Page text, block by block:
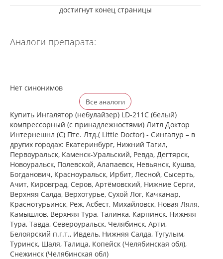
достигнут конец страницы
Аналоги препарата:
Нет синонимов
Все аналоги
Купить Ингалятор (небулайзер) LD-211C (белый)
компрессорный (с принадлежностями) Литл Доктор
Интернешнл (С) Пте. Лтд.( Little Doctor) - Сингапур – в
других городах: Екатеринбург, Нижний Тагил,
Первоуральск, Каменск-Уральский, Ревда, Дегтярск,
Новоуральск, Полевской, Алапаевск, Невьянск, Кушва,
Богданович, Красноуральск, Ирбит, Лесной, Сысерть,
Ачит, Кировград, Серов, Артёмовский, Нижние Cерги,
Верхняя Салда, Верхотурье, Сухой Лог, Качканар,
Краснотурьинск, Реж, Асбест, Михайловск, Новая Ляля,
Камышлов, Верхняя Тура, Талинка, Карпинск, Нижняя
Тура, Тавда, Североуральск, Челябинск, Арти,
Белоярский п.г.т., Ивдель, Нижняя Салда, Тугулым,
Туринск, Шаля, Талица, Копейск (Челябинская обл),
Снежинск (Челябинская обл)